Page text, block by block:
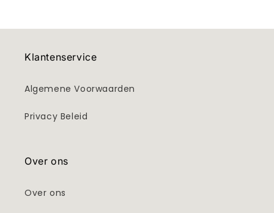
Klantenservice
Algemene Voorwaarden
Privacy Beleid
Over ons
Over ons